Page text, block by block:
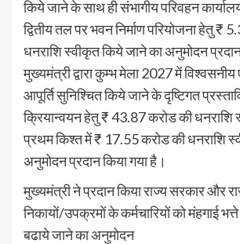
किये जाने के साथ ही संभागीय परिवहन
द्वितीय तल पर भवन निर्माण परियोजना हेतु ₹
धनराशि स्वीकृत किये जाने का अनुमोदन
मुख्यमंत्री द्वारा कुम्भ मेला 2027 में विश्वसनीय
आपूर्ति सुनिश्चित किये जाने के दृष्टिगत
क्रियान्वयन हेतु ₹ 43.87 करोड की
प्रथम किश्त में ₹ 17.55 करोड की धनराशि
अनुमोदन प्रदान किया गया है।
मुख्यमंत्री ने प्रदान किया राज्य सरकार और
निकायों/उपक्रमों के कर्मचारियों को मंहगाई
बढाये जाने का अनुमोदन